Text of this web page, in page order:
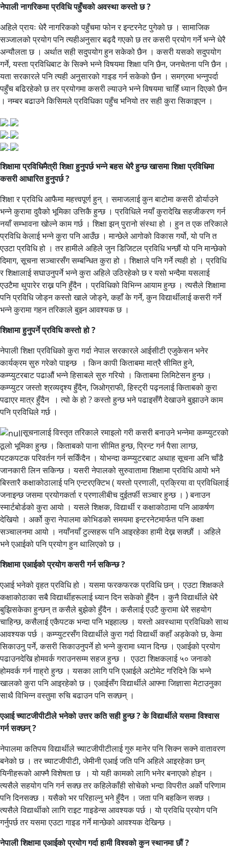
नेपाली नागरिकमा प्रविधि पहुँचको अवस्था कस्तो छ ?
अहिले प्रायः धेरै नागरिकको पहुँचमा फोन र इन्टरनेट पुगेको छ । सामाजिक
सञ्जालको प्रयोग पनि त्यहीअनुसार बढ्दै गएको छ तर कसरी प्रयोग गर्ने भन्ने धेरै
अन्यौलता छ । अर्थात सही सदुपयोग हुन सकेको छैन । कसरी यसको सदुपयोग
गर्ने, यस्ता प्रविधिबाट के सिक्ने भन्ने विषयमा शिक्षा पनि छैन, जनचेतना पनि छैन ।
यता सरकारले पनि त्यही अनुसारको गाइड गर्न सकेको छैन । समग्रमा भन्नुपर्दा
पहुँच बढिरहेको छ तर प्रयोगमा कसरी ल्याउने भन्ने विषयमा चाहिँ ध्यान दिएको छैन
। नम्बर बढाउने किसिमले प्रविधिका पहुँच भनियो तर सही कुरा सिकाइएन ।
शिक्षामा प्रविधिमैत्री शिक्षा हुनुपर्छ भन्ने बहस धेरै हुन्छ खासमा शिक्षा प्रविधिमा
कसरी आधारित हुनुपर्छ ?
शिक्षा र प्रविधि आफैमा महत्त्वपूर्ण हुन् । समाजलाई कुन बाटोमा कसरी डोर्याउने
भन्ने कुरामा दुवैको भूमिका उत्तिकै हुन्छ । प्रविधिले नयाँ कुरादेखि सहजीकरण गर्न
नयाँ सम्भावना खोल्ने काम गर्छ । शिक्षा झन् पुरानो संस्था हो । हुन त एक तरिकाले
प्रविधि केलाई भन्ने कुरा पनि आउँछ । मान्छेले आगोको विकास गर्यो, यो पनि त
एउटा प्रविधि हो । तर हामीले अहिले जुन डिजिटल प्रविधि भन्छौं यो पनि मान्छेको
दिमाग, सूचना सञ्चारसँग सम्बन्धित कुरा हो । शिक्षाले पनि गर्ने त्यही हो । प्रविधि
र शिक्षालाई सघाउनुपर्ने भन्ने कुरा अहिले उठिरहेको छ र यसो भन्दैमा यसलाई
एउटैमा थुपारेर राख्न पनि हुँदैन । प्रविधिको विभिन्न आयाम हुन्छ । त्यसैले शिक्षामा
पनि प्रविधि जोड्न कस्तो खाले जोड्ने, कहाँ के गर्ने, कुन विद्यार्थीलाई कसरी गर्ने
भन्ने कुरामा गहन तरिकाले बुझ्न आवश्यक छ ।
शिक्षामा हुनुपर्ने प्रविधि कस्तो हो ?
नेपाली शिक्षा प्रविधिको कुरा गर्दा नेपाल सरकारले आईसीटी एजुकेसन भनेर
कार्यक्रम सुरु गरेको पाइन्छ । किन कापी किताबमा मात्रै सीमित हुने,
कम्प्युटरबाट पढाऔं भन्ने हिसाबले सुरु गरियो । किताबमा लिमिटेसन हुन्छ ।
कम्प्युटर जस्तो श्रव्यदृश्य हुँदैन, जिओग्राफी, हिस्ट्री पढ्नलाई किताबको कुरा
पढाएर मात्र हुँदैन । त्यो के हो ? कस्तो हुन्छ भने पढाइसँगै देखाउने बुझाउने काम
पनि प्रविधिले गर्छ ।
सूचनालाई विस्तृत तरिकाले रमाइलो गरी कसरी बनाउने भन्नेमा कम्प्युटरको
ठूलो भूमिका हुन्छ । किताबको पाना सीमित हुन्छ, प्रिन्ट गर्न पैसा लाग्छ,
पटकपटक परिवर्तन गर्न सकिँदैन । योभन्दा कम्प्युटरबाट अथाह सूचना अनि चाँडै
जानकारी लिन सकिन्छ । यसरी नेपालको सुरुवातामा शिक्षामा प्रविधि आयो भने
बिस्तारै कक्षाकोठालाई पनि एन्टरएक्टिभ ( यस्तो प्रणाली, प्रक्रिया वा प्रविधिलाई
जनाइन्छ जसमा प्रयोगकर्ता र प्रणालीबीच दुईतर्फी सञ्चार हुन्छ । ) बनाउन
स्मार्टबोर्डको कुरा आयो । यसले शिक्षक, विद्यार्थी र कक्षाकोठामा पनि आकर्षण
देखियो । अर्को कुरा नेपालमा कोभिडको समयमा इन्टरनेटमार्फत पनि कक्षा
सञ्चालनमा आयो । नयाँनयाँ टुल्सहरू पनि आइरहेका हामी देख्न सक्छौं । अहिले
भने एआईको पनि प्रयोग हुन थालिएको छ ।
शिक्षामा एआईको प्रयोग कसरी गर्न सकिन्छ ?
एआई भनेको वृहत प्रविधि हो । यसमा फरकफरक प्रविधि छन् । एउटा शिक्षकले
कक्षाकोठाका सबै विद्यार्थीहरूलाई ध्यान दिन सकेको हुँदैन । कुनै विद्यार्थीले धेरै
बुझिसकेका हुन्छन् त कसैले बुझेको हुँदैन । कसैलाई एउटै कुरामा धेरै सहयोग
चाहिन्छ, कसैलाई एकैपटक भन्दा पनि भइहाल्छ । यस्तो अवस्थामा प्रविधिको साथ
आवश्यक पर्छ । कम्प्युटरसँग विद्यार्थीले कुरा गर्दा विद्यार्थी कहाँ अड्केको छ, केमा
सिकाउनु पर्ने, कसरी सिकाउनुपर्ने हो भन्ने कुरामा ध्यान दिन्छ । एआईको प्रयोग
पढाउनदेखि होमवर्क गराउनसम्म सहज हुन्छ । एउटा शिक्षकलाई ५० जनाको
होमवर्क गर्न गाह्रो हुन्छ । यसका लागि पनि एआईले अटोमेट गरिदिने कि भन्ने
खालको कुरा पनि आइरहेको छ । एआईसँग विद्यार्थीले आफ्ना जिज्ञासा मेटाउनुका
साथै विभिन्न वस्तुमा रुचि बढाउन पनि सक्छन् ।
एआई च्याटजीपीटीले भनेको उत्तर कति सही हुन्छ ? के विद्यार्थीले यसमा विश्वास
गर्न सक्छन् ?
नेपालमा कतिपय विद्यार्थीले च्याटजीपीटीलाई गुरु मानेर पनि सिक्न सक्ने वातावरण
बनेको छ । तर च्याटजीपीटी, जेमीनी एआई जति पनि अहिले आइरहेका छन्
यिनीहरूको आफ्नै विशेषता छ । यो यही कामको लागि भनेर बनाएको होइन ।
त्यसैले सहयोग पनि गर्न सक्छ तर कहिलेकाँही सोचेको भन्दा विपरीत अर्को परिणाम
पनि दिनसक्छ । यसैको भर परिहाल्नु भने हुँदैन । जता पनि बहकिन सक्छ ।
त्यसैले विद्यार्थीको लागि राइट गाइडेन्स आवश्यक पर्छ । यो प्रविधि प्रयोग पनि
गर्नुपर्छ तर यसमा एउटा गाइड गर्ने मान्छेको आवश्यक देखिन्छ ।
नेपाली शिक्षामा एआईको प्रयोग गर्दा हामी विश्वको कुन स्थानमा छौं ?